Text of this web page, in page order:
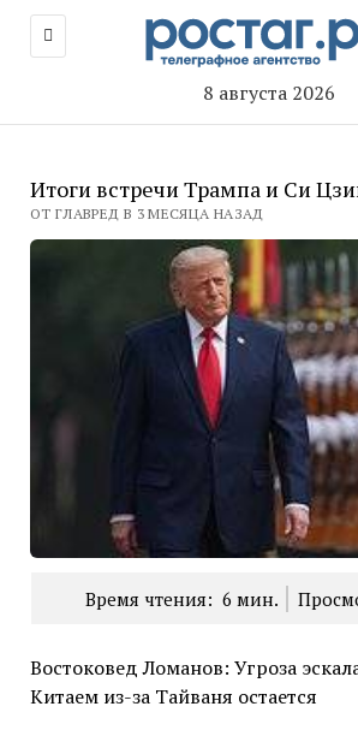
8 августа 2026
Итоги встречи Трампа и Си
ОТ ГЛАВРЕД В 3 МЕСЯЦА НАЗАД
Время чтения: 6 мин.
Востоковед Ломанов: Угроза
Китаем из-за Тайваня остается